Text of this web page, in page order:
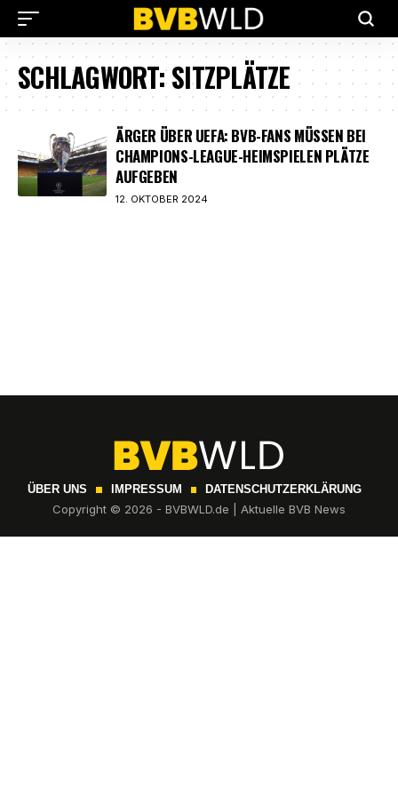
SCHLAGWORT:SITZPLÄTZE
ÄRGER ÜBER UEFA: BVB-FANS MÜSSEN BEI
CHAMPIONS-LEAGUE-HEIMSPIELEN PLÄTZE
AUFGEBEN
12. OKTOBER 2024
ÜBER UNS IMPRESSUM DATENSCHUTZERKLÄRUNG
Copyright © 2026 - BVBWLD.de | Aktuelle BVB News